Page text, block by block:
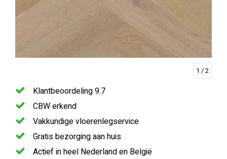
1 / 2
Klantbeoordeling 9.7
CBW erkend
Vakkundige vloerenlegservice
Gratis bezorging aan huis
Actief in heel Nederland en België